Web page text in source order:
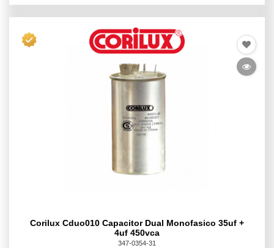
Corilux Cduo010 Capacitor Dual Monofasico 35uf +
4uf 450vca
347-0354-31